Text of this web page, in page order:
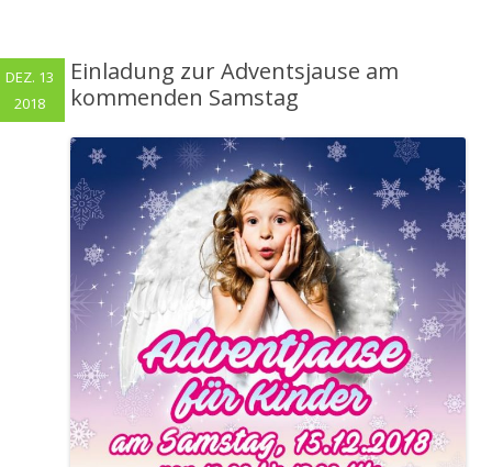
Einladung zur Adventsjause am
kommenden Samstag
DEZ. 13
2018